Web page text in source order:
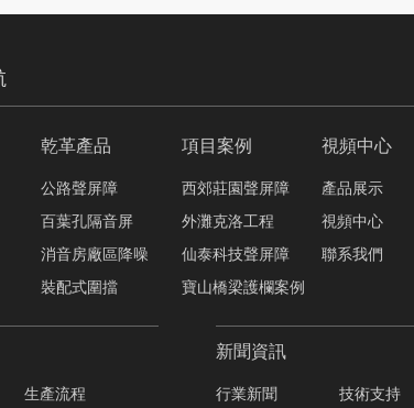
乾革產品
公路聲屏障
百葉孔隔音屏
消音房廠區降噪
裝配式圍擋
項目案例
西郊莊園聲屏障
外灘克洛工程
仙泰科技聲屏障
寶山橋梁護欄案例
視頻中心
產品展示
視頻中心
聯系我們
生產流程
新聞資訊
行業新聞 技術支持